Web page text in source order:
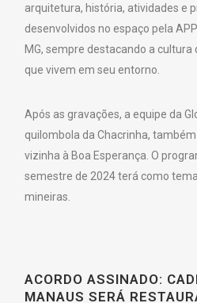
arquitetura, história, atividades e
desenvolvidos no espaço pela
MG, sempre destacando a
que vivem em seu entorno.
Após as gravações, a equipe da
quilombola da Chacrinha,
vizinha à Boa Esperança. O
semestre de 2024 terá como
mineiras.
ACORDO ASSINADO:
MANAUS SERÁ